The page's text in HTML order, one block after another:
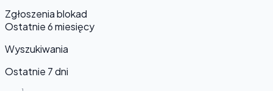
Zgłoszenia blokad
Ostatnie 6 miesięcy
Wyszukiwania
Ostatnie 7 dni